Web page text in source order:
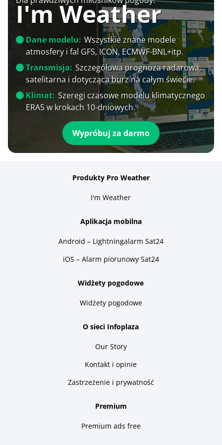
I'm Weather
Dane modelu: Wszystkie znane modele
atmosfery i fal GFS, ICON, ECMWF-BNL+itp.
Transmisja: Szczegółowa prognoza radarowa,
satelitarna i dotycząca burz na całym świecie.
Klimat: Szeregi czasowe modelu klimatycznego
ERA5 w krokach 10-dniowych.
Wypróbuj za darmo
Produkty Pro Weather
I'm Weather
Aplikacja mobilna
Android – Lightningalarm Sat24
iOS – Alarm piorunowy Sat24
Widżety pogodowe
Widżety pogodowe
O sieci Infoplaza
Our Story
Kontakt i opinie
Zastrzeżenie i prywatność
Premium
Premium ads free